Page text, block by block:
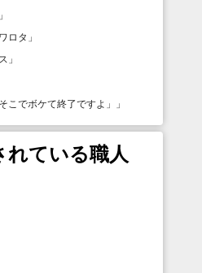
」
ロタ 」
」
こでボケて終了ですよ」 」
れている職人